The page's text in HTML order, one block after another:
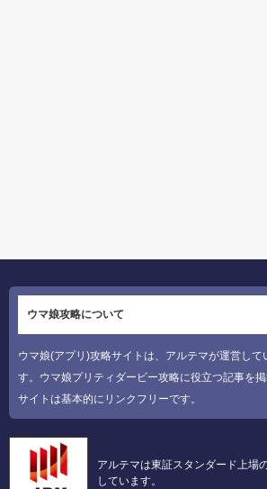
ウマ娘攻略について
ウマ娘(アプリ)攻略サイトは、アルテマが運営し
す。ウマ娘プリティダービー攻略に役立つ記事を
サイトは基本的にリンクフリーです。
アルテマは東証スタンダード上場
しています。